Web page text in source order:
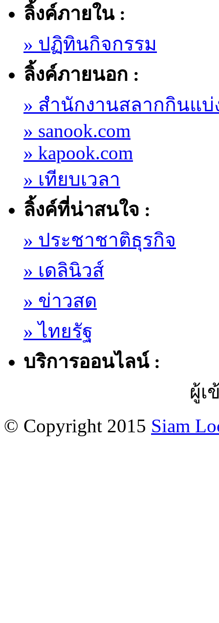
มหาสารคาม )
ลิ้งค์ภายใน :
» ปฏิทินกิจกรรม
ลิ้งค์ภายนอก :
» สำนักงานสลากกินแบ่
» sanook.com
» kapook.com
» เทียบเวลา
ลิ้งค์ที่น่าสนใจ :
» ประชาชาติธุรกิจ
» เดลินิวส์
» ข่าวสด
» ไทยรัฐ
บริการออนไลน์ :
ผู้เ
© Copyright 2015 Siam